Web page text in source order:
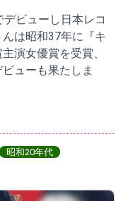
ビューし日本レコ
は昭和37年に『キ
演女優賞を受賞、
ューも果たしま
昭和20年代